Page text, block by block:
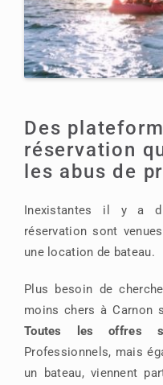
Des
réservation
les abus de
Inexistantes il y a
réservation sont
une location de bateau.
Plus besoin de
moins chers à Carnon
Toutes les offres
Professionnels, mais
un bateau, viennent